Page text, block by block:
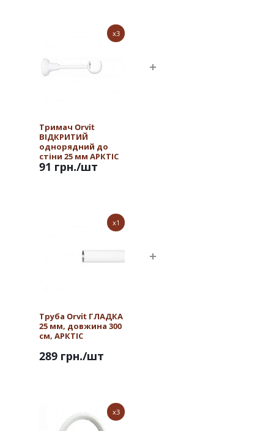
x3
Тримач Orvit
ВІДКРИТИЙ
однорядний до
стіни 25 мм АРКТІС
91 грн./шт
x1
Труба Orvit ГЛАДКА
25 мм, довжина 300
см, АРКТІС
289 грн./шт
x3